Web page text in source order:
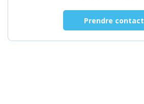
Prendre contact